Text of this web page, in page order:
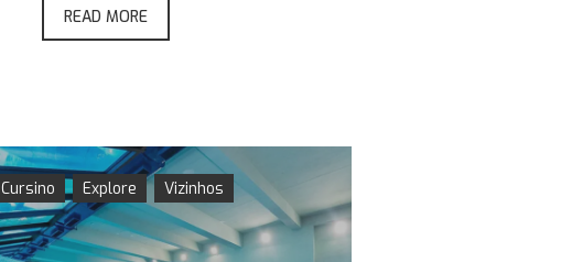
READ MORE
Cursino Explore Vizinhos